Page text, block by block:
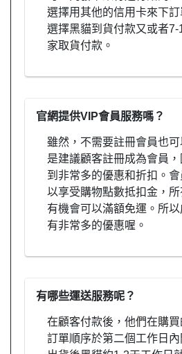
選擇用其他的信用卡來下
選擇黑貓到貨付款又或者7-
家取貨付款。
官網提供VIP會員服務嗎？
雖然，不需要註冊會員也
是建議顧客註冊成為會員
到非常多的優惠和折扣。
以享受購物點數抵扣金，
有機會可以滿額免運。所
有非常多的優惠喔。
有哪些運送服務呢？
在顧客付款後，他們在購
訂單順序於第二個工作日內